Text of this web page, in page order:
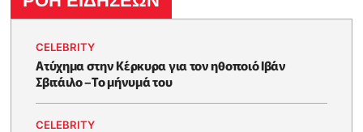
CELEBRITY
Ατύχημα στην Κέρκυρα για τον ηθοποιό Ιβάν
Σβιτάιλο –Το μήνυμά του
CELEBRITY